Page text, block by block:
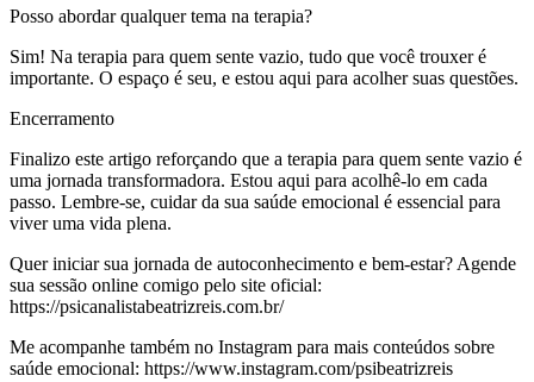
Posso abordar qualquer tema na terapia?
Sim! Na terapia para quem sente vazio, tudo que você trouxer é
importante. O espaço é seu, e estou aqui para acolher suas questões.
Encerramento
Finalizo este artigo reforçando que a terapia para quem sente vazio é
uma jornada transformadora. Estou aqui para acolhê-lo em cada
passo. Lembre-se, cuidar da sua saúde emocional é essencial para
viver uma vida plena.
Quer iniciar sua jornada de autoconhecimento e bem-estar? Agende
sua sessão online comigo pelo site oficial:
https://psicanalistabeatrizreis.com.br/
Me acompanhe também no Instagram para mais conteúdos sobre
saúde emocional: https://www.instagram.com/psibeatrizreis